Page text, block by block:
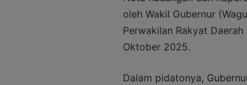
oleh Wakil Gubernur
Perwakilan Rakyat
Oktober 2025.
Dalam pidatonya,